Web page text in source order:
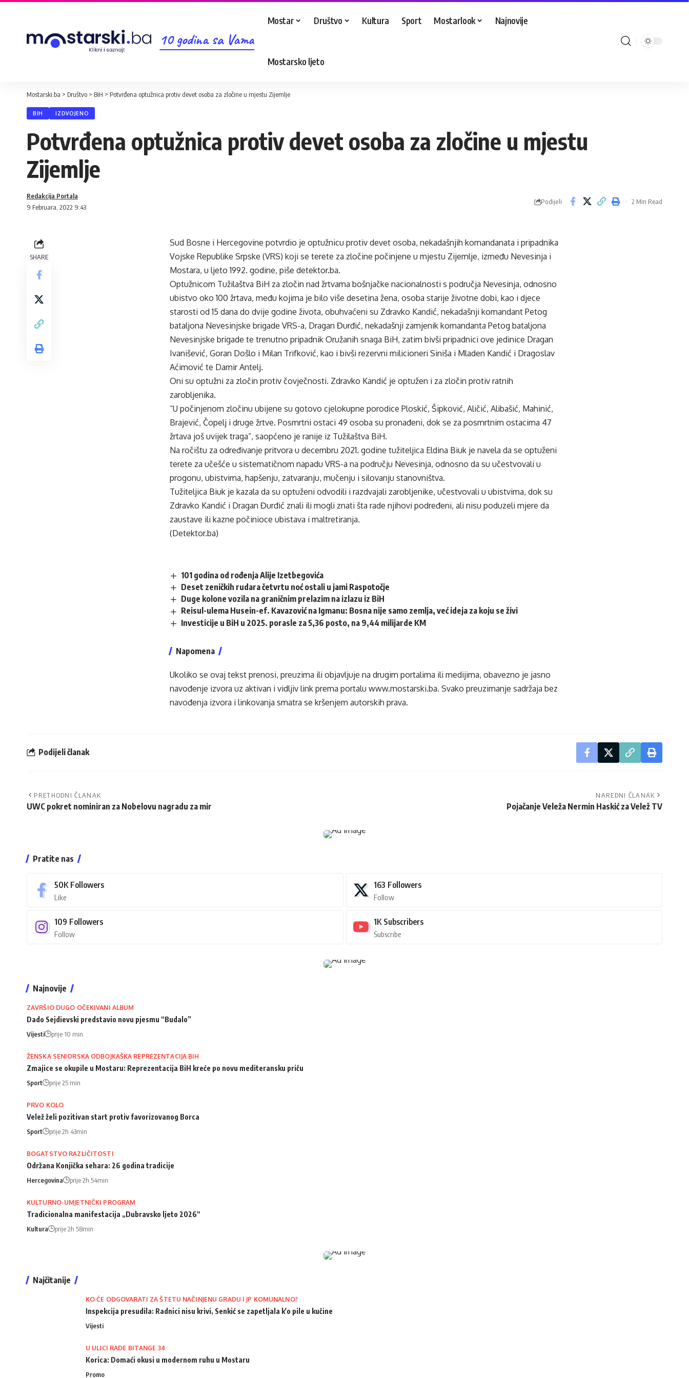
10 godina sa Vama
Mostar Društvo Kultura Sport Mostarlook Najnovije
Mostarsko ljeto
Mostarski.ba > Društvo > BiH > Potvrđena optužnica protiv devet osoba za zločine u mjestu Zijemlje
BIH IZDVOJENO
Potvrđena optužnica protiv devet osoba za zločine u mjestu
Zijemlje
9 Februara, 2022 9:43
Redakcija Portala
Podijeli 2 Min Read
SHARE
Sud Bosne i Hercegovine potvrdio je optužnicu protiv devet osoba, nekadašnjih komandanata i pripadnika
Vojske Republike Srpske (VRS) koji se terete za zločine počinjene u mjestu Zijemlje, između Nevesinja i
Mostara, u ljeto 1992. godine, piše detektor.ba.
Optužnicom Tužilaštva BiH za zločin nad žrtvama bošnjačke nacionalnosti s područja Nevesinja, odnosno
ubistvo oko 100 žrtava, među kojima je bilo više desetina žena, osoba starije životne dobi, kao i djece
starosti od 15 dana do dvije godine života, obuhvaćeni su Zdravko Kandić, nekadašnji komandant Petog
bataljona Nevesinjske brigade VRS-a, Dragan Đurđić, nekadašnji zamjenik komandanta Petog bataljona
Nevesinjske brigade te trenutno pripadnik Oružanih snaga BiH, zatim bivši pripadnici ove jedinice Dragan
Ivanišević, Goran Došlo i Milan Trifković, kao i bivši rezervni milicioneri Siniša i Mladen Kandić i Dragoslav
Aćimović te Damir Antelj.
Oni su optužni za zločin protiv čovječnosti. Zdravko Kandić je optužen i za zločin protiv ratnih
zarobljenika.
“U počinjenom zločinu ubijene su gotovo cjelokupne porodice Ploskić, Šipković, Aličić, Alibašić, Mahinić,
Brajević, Čopelj i druge žrtve. Posmrtni ostaci 49 osoba su pronađeni, dok se za posmrtnim ostacima 47
žrtava još uvijek traga”, saopćeno je ranije iz Tužilaštva BiH.
Na ročištu za određivanje pritvora u decembru 2021. godine tužiteljica Eldina Biuk je navela da se optuženi
terete za učešće u sistematičnom napadu VRS-a na području Nevesinja, odnosno da su učestvovali u
progonu, ubistvima, hapšenju, zatvaranju, mučenju i silovanju stanovništva.
Tužiteljica Biuk je kazala da su optuženi odvodili i razdvajali zarobljenike, učestvovali u ubistvima, dok su
Zdravko Kandić i Dragan Đurđić znali ili mogli znati šta rade njihovi podređeni, ali nisu poduzeli mjere da
zaustave ili kazne počinioce ubistava i maltretiranja.
(Detektor.ba)
101 godina od rođenja Alije Izetbegovića
Deset zeničkih rudara četvrtu noć ostali u jami Raspotočje
Duge kolone vozila na graničnim prelazim na izlazu iz BiH
Reisul-ulema Husein-ef. Kavazović na Igmanu: Bosna nije samo zemlja, već ideja za koju se živi
Investicije u BiH u 2025. porasle za 5,36 posto, na 9,44 milijarde KM
Napomena
Ukoliko se ovaj tekst prenosi, preuzima ili objavljuje na drugim portalima ili medijima, obavezno je jasno
navođenje izvora uz aktivan i vidljiv link prema portalu www.mostarski.ba. Svako preuzimanje sadržaja bez
navođenja izvora i linkovanja smatra se kršenjem autorskih prava.
Podijeli članak
PRETHODNI ČLANAK
UWC pokret nominiran za Nobelovu nagradu za mir
NAREDNI ČLANAK
Pojačanje Veleža Nermin Haskić za Velež TV
Pratite nas
50K Followers
Like
163 Followers
Follow
109 Followers
Follow
1K Subscribers
Subscribe
Najnovije
ZAVRŠIO DUGO OČEKIVANI ALBUM
Dado Sejdievski predstavio novu pjesmu “Budalo”
Vijesti prije 10 min
ŽENSKA SENIORSKA ODBOJKAŠKA REPREZENTACIJA BIH
Zmajice se okupile u Mostaru: Reprezentacija BiH kreće po novu mediteransku priču
Sport prije 25 min
PRVO KOLO
Velež želi pozitivan start protiv favorizovanog Borca
Sport prije 2h 43min
BOGATSTVO RAZLIČITOSTI
Održana Konjička sehara: 26 godina tradicije
Hercegovina prije 2h 54min
KULTURNO-UMJETNIČKI PROGRAM
Tradicionalna manifestacija „Dubravsko ljeto 2026“
Kultura prije 2h 58min
Najčitanije
KO ĆE ODGOVARATI ZA ŠTETU NAČINJENU GRADU I JP KOMUNALNO?
Inspekcija presudila: Radnici nisu krivi, Senkić se zapetljala k'o pile u kučine
Vijesti
U ULICI RADE BITANGE 34
Korica: Domaći okusi u modernom ruhu u Mostaru
Promo